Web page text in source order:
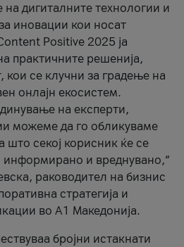
дигиталните технологии и
иновации кои носат
Positive 2025 ја
практичните решенија,
кои се клучни за градење на
онлајн екосистем.
на експерти,
можеме да го обликуваме
што секој корисник ќе се
информирано и вреднувано,“
раководител на бизнис
стратегија и
во А1 Македонија.
бројни истакнати